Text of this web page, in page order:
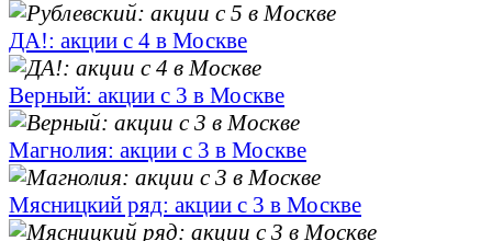
ДА!: акции с 4 в Москве
Верный: акции с 3 в Москве
Магнолия: акции с 3 в Москве
Мясницкий ряд: акции с 3 в Москве